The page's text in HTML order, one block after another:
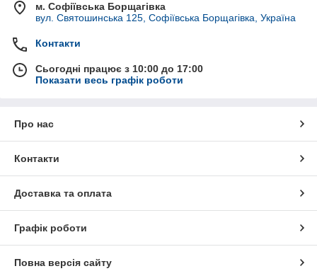
м. Софіївська Борщагівка
вул. Святошинська 125, Софіївська Борщагівка, Україна
Контакти
Сьогодні працює з 10:00 до 17:00
Показати весь графік роботи
Про нас
Контакти
Доставка та оплата
Графік роботи
Повна версія сайту